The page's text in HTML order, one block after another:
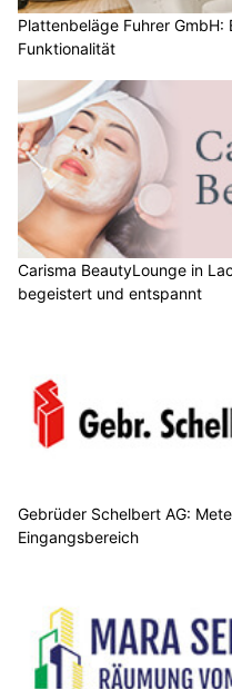
Plattenbeläge Fuhrer
Funktionalität
Carisma BeautyLounge in
begeistert und entspannt
Gebrüder Schelbert AG:
Eingangsbereich